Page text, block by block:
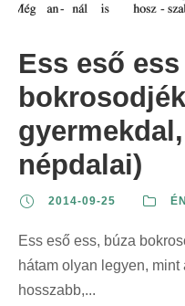
Ess eső
népdalai)
2014-09-25
Ess eső ess, búza
hátam olyan legyen,
hosszabb,...